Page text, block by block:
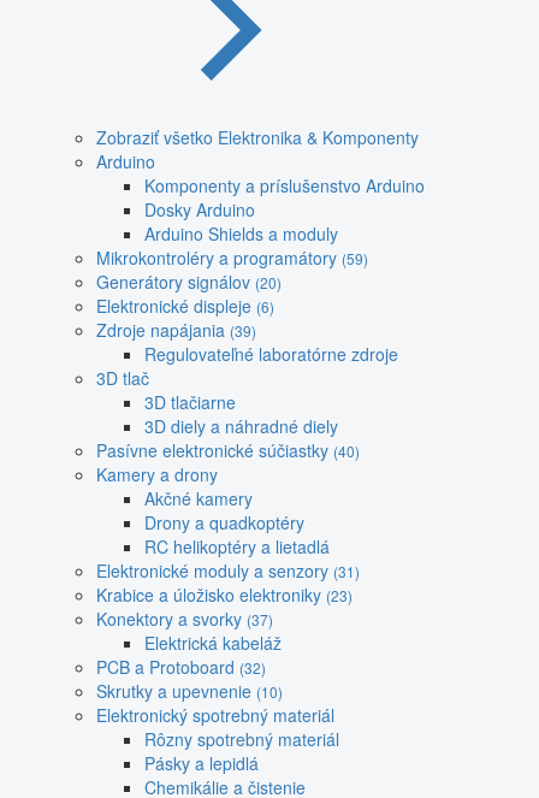
Zobraziť všetko Elektronika & Komponenty
Arduino
Komponenty a príslušenstvo Arduino
Dosky Arduino
Arduino Shields a moduly
Mikrokontroléry a programátory (59)
Generátory signálov (20)
Elektronické displeje (6)
Zdroje napájania (39)
Regulovateľné laboratórne zdroje
3D tlač
3D tlačiarne
3D diely a náhradné diely
Pasívne elektronické súčiastky (40)
Kamery a drony
Akčné kamery
Drony a quadkoptéry
RC helikoptéry a lietadlá
Elektronické moduly a senzory (31)
Krabice a úložisko elektroniky (23)
Konektory a svorky (37)
Elektrická kabeláž
PCB a Protoboard (32)
Skrutky a upevnenie (10)
Elektronický spotrebný materiál
Rôzny spotrebný materiál
Pásky a lepidlá
Chemikálie a čistenie